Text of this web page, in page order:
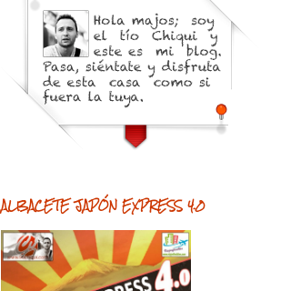
ALBACETE JAPÓN EXPRESS 4.0